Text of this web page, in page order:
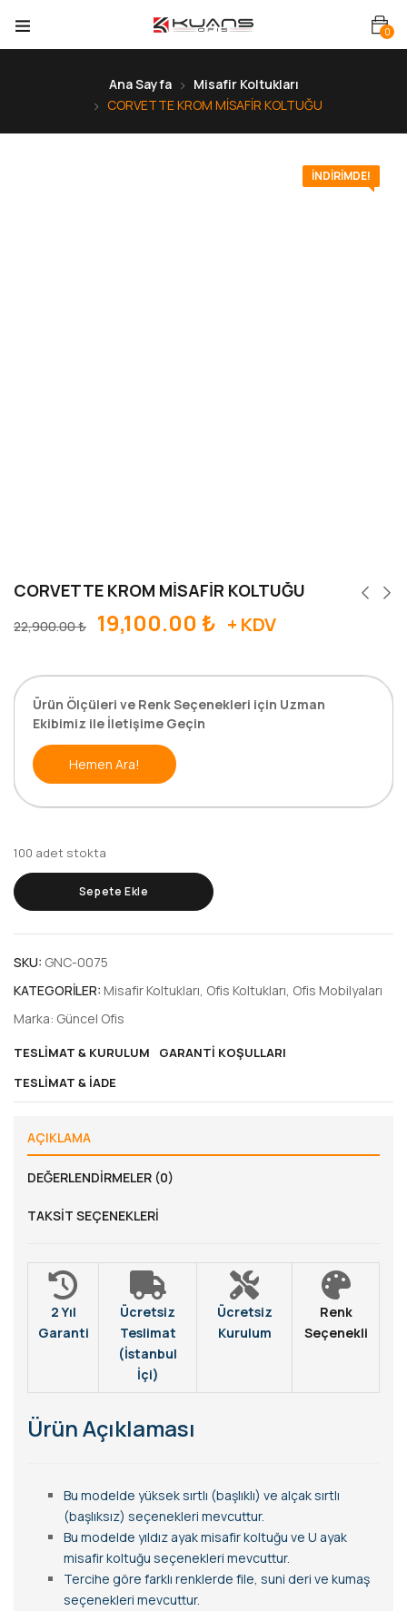
0
Ana Sayfa
Misafir Koltukları
CORVETTE KROM MİSAFİR KOLTUĞU
İNDIRIMDE!
CORVETTE KROM MİSAFİR KOLTUĞU
22,900.00₺ 19,100.00 ₺ + KDV
Ürün Ölçüleri ve Renk Seçenekleri için Uzman
Ekibimiz ile İletişime Geçin
Hemen Ara!
100 adet stokta
Sepete Ekle
SKU: GNC-0075
KATEGORILER: Misafir Koltukları, Ofis Koltukları, Ofis Mobilyaları
Marka: Güncel Ofis
TESLIMAT & KURULUM
GARANTI KOŞULLARI
TESLIMAT & İADE
AÇIKLAMA
DEĞERLENDIRMELER (0)
TAKSIT SEÇENEKLERI
2 Yıl
Garanti
Ücretsiz
Teslimat
(İstanbul
İçi)
Ücretsiz
Kurulum
Renk
Seçenekli
Ürün Açıklaması
Bu modelde yüksek sırtlı (başlıklı) ve alçak sırtlı
(başlıksız) seçenekleri mevcuttur.
Bu modelde yıldız ayak misafir koltuğu ve U ayak
misafir koltuğu seçenekleri mevcuttur.
Tercihe göre farklı renklerde file, suni deri ve kumaş
seçenekleri mevcuttur.